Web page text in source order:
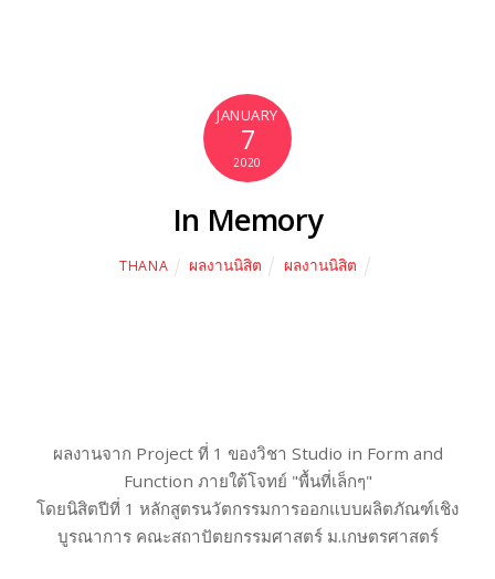
JANUARY
7
2020
In Memory
THANA ผลงานนิสิต ผลงานนิสิต
ผลงานจาก Project ที่ 1 ของวิชา Studio in Form and
Function ภายใต้โจทย์ "พื้นที่เล็กๆ"
โดยนิสิตปีที่ 1 หลักสูตรนวัตกรรมการออกแบบผลิตภัณฑ์เชิง
บูรณาการ คณะสถาปัตยกรรมศาสตร์ ม.เกษตรศาสตร์